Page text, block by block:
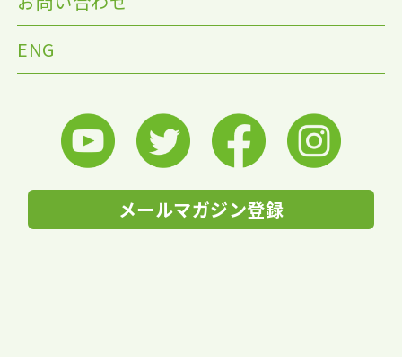
ENG
メールマガジン登録